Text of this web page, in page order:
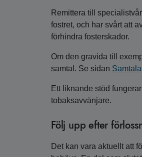
Remittera till
fostret, och har svårt att
förhindra fosterskador.
Om den gravida till
samtal. Se sidan
Ett liknande stöd
tobaksavvänjare.
Följ upp efter
Det kan vara aktuellt att